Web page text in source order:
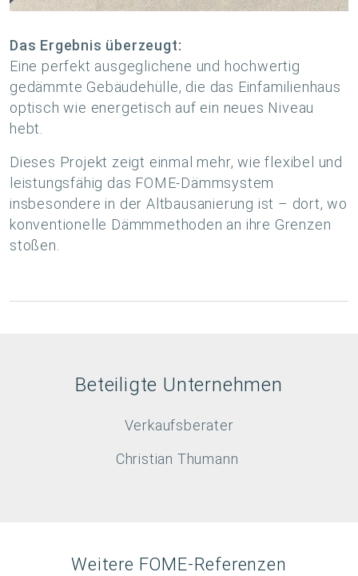
Das Ergebnis überzeugt:
Eine perfekt ausgeglichene und hochwertig
gedämmte Gebäudehülle, die das Einfamilienhaus
optisch wie energetisch auf ein neues Niveau
hebt.
Dieses Projekt zeigt einmal mehr, wie flexibel und
leistungsfähig das FOME-Dämmsystem
insbesondere in der Altbausanierung ist – dort, wo
konventionelle Dämmmethoden an ihre Grenzen
stoßen.
Beteiligte Unternehmen
Verkaufsberater
Christian Thumann
Weitere FOME-Referenzen